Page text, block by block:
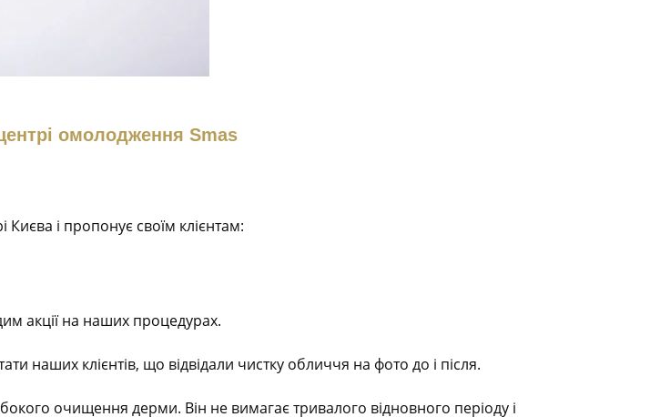
омолодження Smas
Києва і пропонує своїм клієнтам:
акції на наших процедурах.
наших клієнтів, що відвідали чистку обличчя на фото до і після.
очищення дерми. Він не вимагає тривалого відновного періоду і